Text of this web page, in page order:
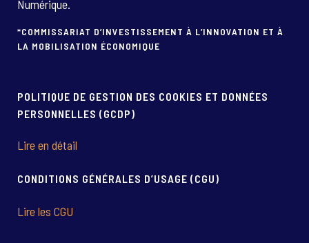
Numérique.
*COMMISSARIAT D’INVESTISSEMENT À L’INNOVATION ET À
LA MOBILISATION ÉCONOMIQUE
POLITIQUE DE GESTION DES COOKIES ET DONNÉES
PERSONNELLES (GCDP)
Lire en détail
CONDITIONS GÉNÉRALES D’USAGE (CGU)
Lire les CGU